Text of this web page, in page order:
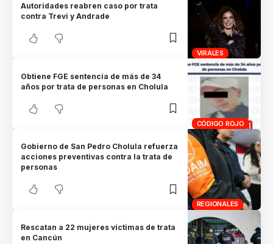
VIRALES
Autoridades reabren caso por trata
contra Trevi y Andrade
CÓDIGO ROJO
Obtiene FGE sentencia de más de 34
años por trata de personas en Cholula
REGIONALES
Gobierno de San Pedro Cholula refuerza
acciones preventivas contra la trata de
personas
Rescatan a 22 mujeres víctimas de trata
en Cancún